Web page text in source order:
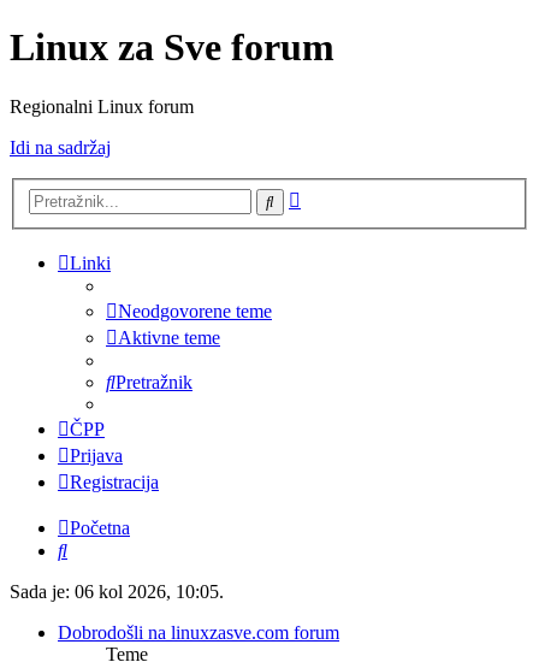
Linux za Sve forum
Regionalni Linux forum
Idi na sadržaj
Pretražnik
Linki
Neodgovorene teme
Aktivne teme
Pretražnik
ČPP
Prijava
Registracija
Početna
Pretražnik
Sada je: 06 kol 2026, 10:05.
Dobrodošli na linuxzasve.com forum
Teme